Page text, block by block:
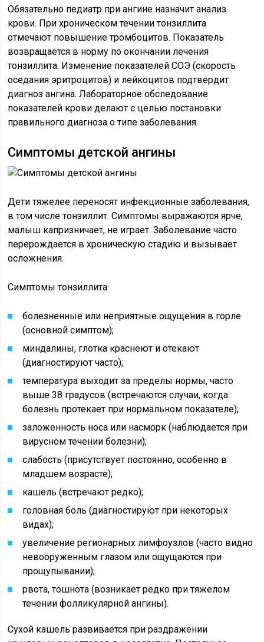
Обязательно педиатр при ангине назначит анализ
крови. При хроническом течении тонзиллита
отмечают повышение тромбоцитов. Показатель
возвращается в норму по окончании лечения
тонзиллита. Изменение показателей СОЭ (скорость
оседания эритроцитов) и лейкоцитов подтвердит
диагноз ангина. Лабораторное обследование
показателей крови делают с целью постановки
правильного диагноза о типе заболевания.
Симптомы детской ангины
Дети тяжелее переносят инфекционные заболевания,
в том числе тонзиллит. Симптомы выражаются ярче,
малыш капризничает, не играет. Заболевание часто
перерождается в хроническую стадию и вызывает
осложнения.
Симптомы тонзиллита:
болезненные или неприятные ощущения в горле
(основной симптом);
миндалины, глотка краснеют и отекают
(диагностируют часто);
температура выходит за пределы нормы, часто
выше 38 градусов (встречаются случаи, когда
болезнь протекает при нормальном показателе);
заложенность носа или насморк (наблюдается при
вирусном течении болезни);
слабость (присутствует постоянно, особенно в
младшем возрасте);
кашель (встречают редко);
головная боль (диагностируют при некоторых
видах);
увеличение регионарных лимфоузлов (часто видно
невооруженным глазом или ощущаются при
прощупывании);
рвота, тошнота (возникает редко при тяжелом
течении фолликулярной ангины).
Сухой кашель развивается при раздражении